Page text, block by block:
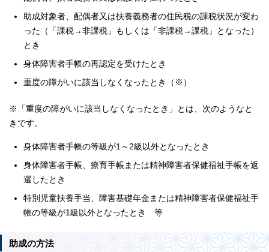
助成対象者、配偶者又は扶養義務者の住民税の課税状況が変わ
った（「課税→非課税」もしくは「非課税→課税」となった）
とき
身体障害者手帳の再認定を受けたとき
重度の障がいに該当しなくなったとき（※）
※「重度の障がいに該当しなくなったとき」とは、次のようなと
きです。
身体障害者手帳の等級が1～2級以外となったとき
身体障害者手帳、療育手帳または精神障害者保健福祉手帳を返
還したとき
特別児童扶養手当、障害基礎年金または精神障害者保健福祉手
帳の等級が1級以外となったとき 等
助成の方法